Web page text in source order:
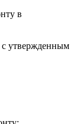
в
с утвержденным